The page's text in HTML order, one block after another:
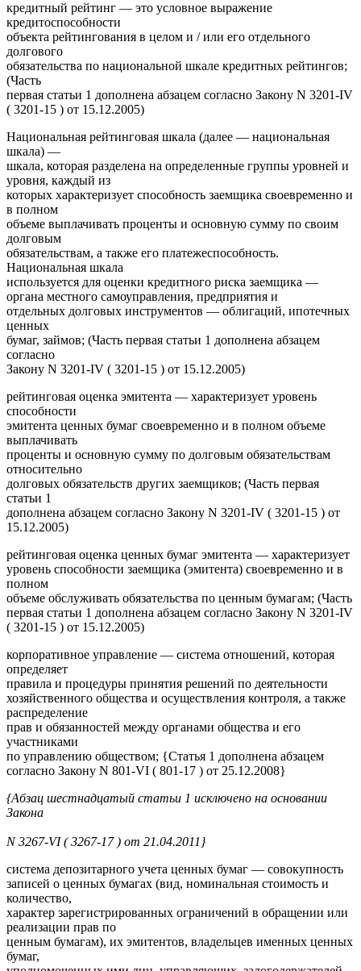
кредитный рейтинг — это условное выражение
кредитоспособности
объекта рейтингования в целом и / или его отдельного
долгового
обязательства по национальной шкале кредитных рейтингов;
(Часть
первая статьи 1 дополнена абзацем согласно Закону N 3201-IV
( 3201-15 ) от 15.12.2005)
Национальная рейтинговая шкала (далее — национальная
шкала) —
шкала, которая разделена на определенные группы уровней и
уровня, каждый из
которых характеризует способность заемщика своевременно и
в полном
объеме выплачивать проценты и основную сумму по своим
долговым
обязательствам, а также его платежеспособность.
Национальная шкала
используется для оценки кредитного риска заемщика —
органа местного самоуправления, предприятия и
отдельных долговых инструментов — облигаций, ипотечных
ценных
бумаг, займов; (Часть первая статьи 1 дополнена абзацем
согласно
Закону N 3201-IV ( 3201-15 ) от 15.12.2005)
рейтинговая оценка эмитента — характеризует уровень
способности
эмитента ценных бумаг своевременно и в полном объеме
выплачивать
проценты и основную сумму по долговым обязательствам
относительно
долговых обязательств других заемщиков; (Часть первая
статьи 1
дополнена абзацем согласно Закону N 3201-IV ( 3201-15 ) от
15.12.2005)
рейтинговая оценка ценных бумаг эмитента — характеризует
уровень способности заемщика (эмитента) своевременно и в
полном
объеме обслуживать обязательства по ценным бумагам; (Часть
первая статьи 1 дополнена абзацем согласно Закону N 3201-IV
( 3201-15 ) от 15.12.2005)
корпоративное управление — система отношений, которая
определяет
правила и процедуры принятия решений по деятельности
хозяйственного общества и осуществления контроля, а также
распределение
прав и обязанностей между органами общества и его
участниками
по управлению обществом; {Статья 1 дополнена абзацем
согласно Закону N 801-VI ( 801-17 ) от 25.12.2008}
{Абзац шестнадцатый статьи 1 исключено на основании
Закона
N 3267-VI ( 3267-17 ) от 21.04.2011}
система депозитарного учета ценных бумаг — совокупность
записей о ценных бумагах (вид, номинальная стоимость и
количество,
характер зарегистрированных ограничений в обращении или
реализации прав по
ценным бумагам), их эмитентов, владельцев именных ценных
бумаг,